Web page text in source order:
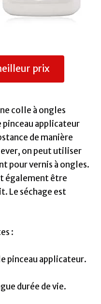
prix
colle à ongles
applicateur
de manière
on peut utiliser
pour vernis à ongles.
également être
Le séchage est
:
pinceau applicateur.
durée de vie.